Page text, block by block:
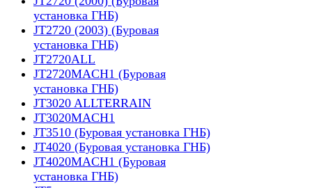
установка ГНБ)
JT2720 (2003) (Буровая
установка ГНБ)
JT2720ALL
JT2720MACH1 (Буровая
установка ГНБ)
JT3020 ALLTERRAIN
JT3020MACH1
JT3510 (Буровая установка ГНБ)
JT4020 (Буровая установка ГНБ)
JT4020MACH1 (Буровая
установка ГНБ)